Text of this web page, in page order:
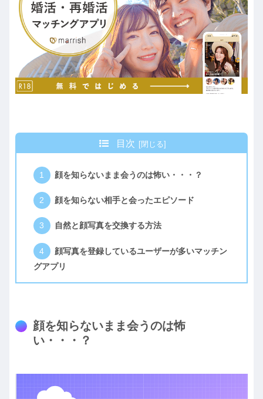
目次
顔を知らないまま会うのは怖い・・・？
顔を知らない相手と会ったエピソード
自然と顔写真を交換する方法
顔写真を登録しているユーザーが多いマッチン
グアプリ
顔を知らないまま会うのは怖
い・・・？